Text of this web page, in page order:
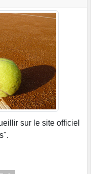
sur le site officiel